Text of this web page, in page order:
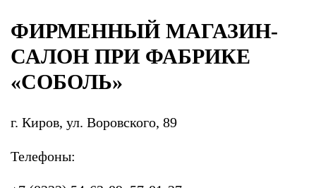
ФИРМЕННЫЙ МАГАЗИН-
САЛОН ПРИ ФАБРИКЕ
«СОБОЛЬ»
г. Киров, ул. Воровского, 89
Телефоны: